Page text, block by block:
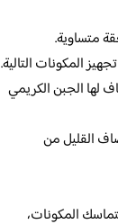
متساوية.
المكونات التالية.
لها الجبن الكريمي
القليل من
المكونات،